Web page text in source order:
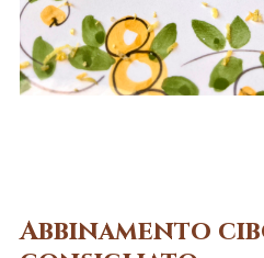
Abbinamento